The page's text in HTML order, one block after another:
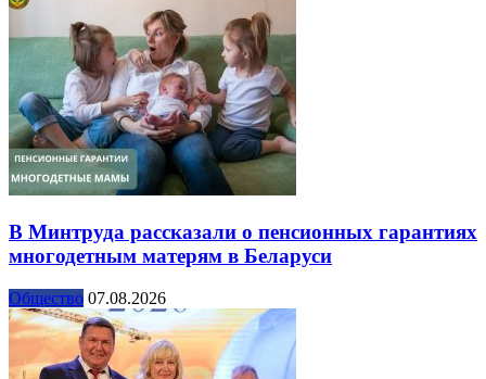
В Минтруда рассказали о пенсионных гарантиях
многодетным матерям в Беларуси
Общество 07.08.2026